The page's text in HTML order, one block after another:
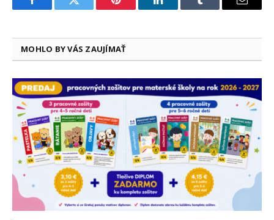
FacebookTwitter Pinterest LinkedInTumblr Email
MOHLO BY VÁS ZAUJÍMAŤ